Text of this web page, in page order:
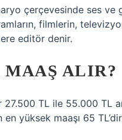
çerçevesinde ses ve
filmlerin,
editör denir.
ALIR?
27.500 TL ile 55.000 TL
yüksek maaşı 65